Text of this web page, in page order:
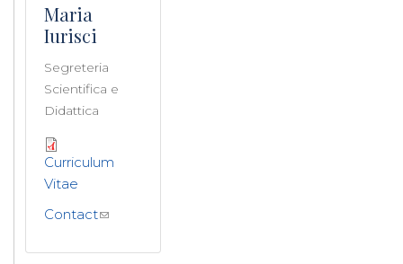
Maria
Iurisci
Segreteria
Scientifica e
Didattica
Curriculum
Vitae
Contact